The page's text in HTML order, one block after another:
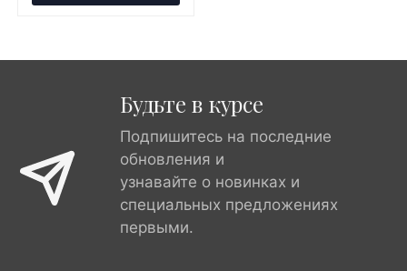
Будьте в курсе
Подпишитесь на последние
обновления и
узнавайте о новинках и
специальных предложениях
первыми.